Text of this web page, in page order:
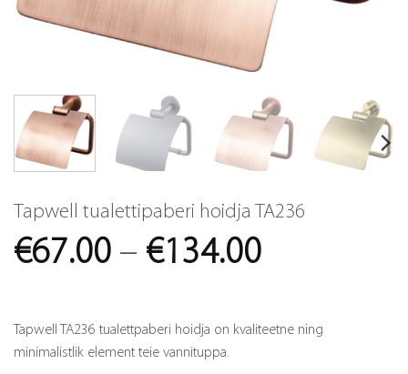
Tapwell tualettipaberi hoidja TA236
€67.00 – €134.00Price
€67.00
Tapwell TA236 tualettpaberi hoidja on kvaliteetne ning
minimalistlik element teie vannituppa.